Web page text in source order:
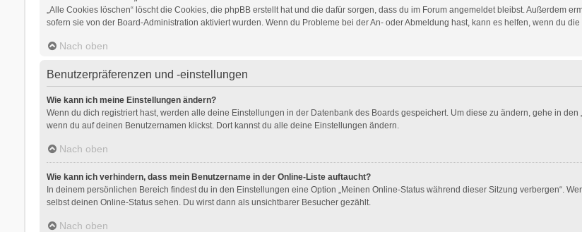
„Alle Cookies löschen“ löscht die Cookies, die phpBB erstellt hat und die dafür sorgen, dass du im Forum angemeldet bleibst. Außerdem
sofern sie von der Board-Administration aktiviert wurden. Wenn du Probleme bei der An- oder Abmeldung hast, kann es helfen, wenn du
Nach oben
Benutzerpräferenzen und -einstellungen
Wie kann ich meine Einstellungen ändern?
Wenn du dich registriert hast, werden alle deine Einstellungen in der Datenbank des Boards gespeichert. Um diese zu ändern, gehe in
wenn du auf deinen Benutzernamen klickst. Dort kannst du alle deine Einstellungen ändern.
Nach oben
Wie kann ich verhindern, dass mein Benutzername in der Online-Liste auftaucht?
In deinem persönlichen Bereich findest du in den Einstellungen eine Option „Meinen Online-Status während dieser Sitzung verbergen“.
selbst deinen Online-Status sehen. Du wirst dann als unsichtbarer Besucher gezählt.
Nach oben